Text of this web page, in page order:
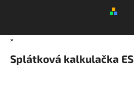
×
Splátková kalkulačka